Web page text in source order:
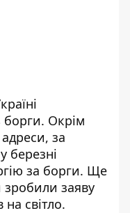
борги. Окрім
за
у березні
за борги. Ще
зробили заяву
світло.